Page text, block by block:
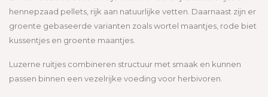
hennepzaad pellets, rijk aan natuurlijke vetten. Daarnaast zijn er
groente gebaseerde varianten zoals wortel maantjes, rode biet
kussentjes en groente maantjes.
Luzerne ruitjes combineren structuur met smaak en kunnen
passen binnen een vezelrijke voeding voor herbivoren.